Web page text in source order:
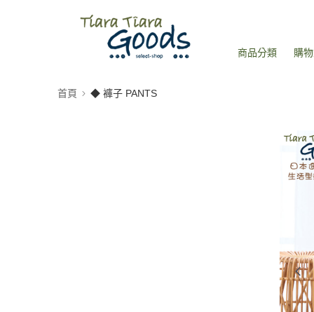
商品分類 購
首頁 ◆ 褲子 PANTS